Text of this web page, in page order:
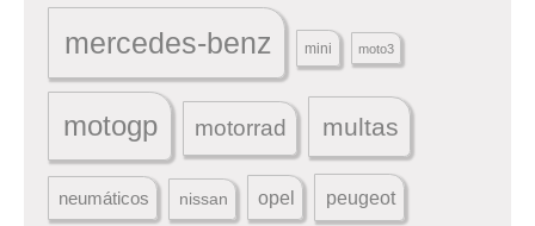
mercedes-benz mini moto3
motogp motorrad multas
neumáticos nissan opel peugeot